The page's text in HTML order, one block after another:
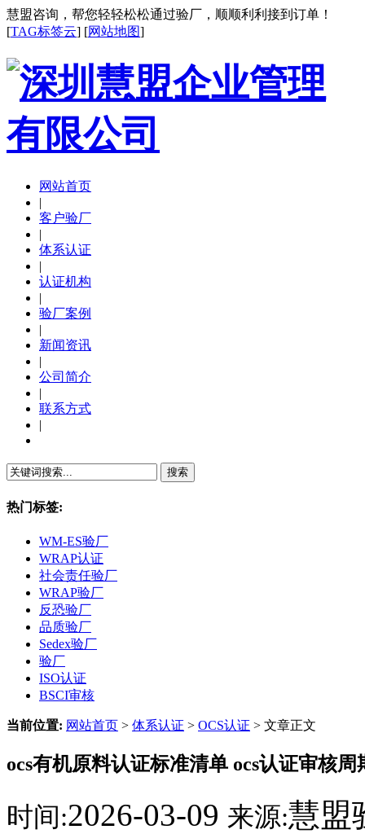
慧盟咨询，帮您轻轻松松通过验厂，顺顺利利接到订单！
[TAG标签云] [网站地图]
网站首页
|
客户验厂
|
体系认证
|
认证机构
|
验厂案例
|
新闻资讯
|
公司简介
|
联系方式
|
热门标签:
WM-ES验厂
WRAP认证
社会责任验厂
WRAP验厂
反恐验厂
品质验厂
Sedex验厂
验厂
ISO认证
BSCI审核
当前位置: 网站首页 > 体系认证 > OCS认证 > 文章正文
ocs有机原料认证标准清单 ocs认证审核周
时间:2026-03-09 来源:慧盟